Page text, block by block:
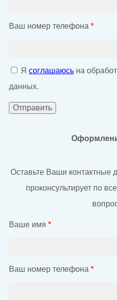
Ваш номер телефона *
Я соглашаюсь на
данных.
Оставьте Ваши контактные
проконсультирует по
Ваше имя *
Ваш номер телефона *